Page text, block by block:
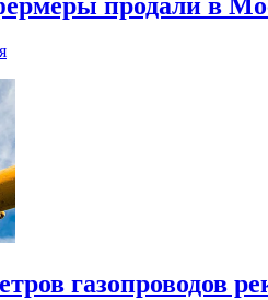
газопроводов